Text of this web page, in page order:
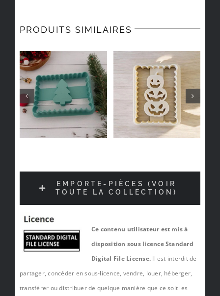
PRODUITS SIMILAIRES
EMPORTE-PIÈCES (VOIR
TOUTE LA COLLECTION)
Ce contenu utilisateur est mis à
disposition sous licence Standard
Digital File License. Il est interdit de
partager, concéder en sous-licence, vendre, louer, héberger,
transférer ou distribuer de quelque manière que ce soit les